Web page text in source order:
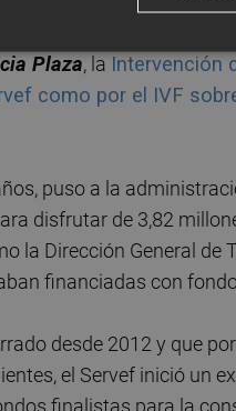
Plaza, la Intervención
como por el IVF
puso a la
disfrutar de 3,82
la Dirección General de
financiadas con
desde 2012 y que
el Servef inició un
finalistas para la